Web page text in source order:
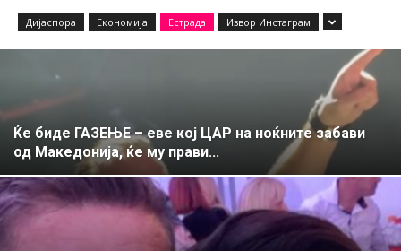
Дијаспора Економија Естрада Извор Инстаграм
Ќе биде ГАЗЕЊЕ – еве кој ЦАР на ноќните забави
од Македонија, ќе му прави...